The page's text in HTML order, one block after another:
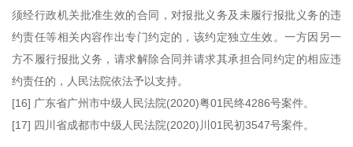
须经行政机关批准生效的合同，对报批义务及未履行报批义务的违
约责任等相关内容作出专门约定的，该约定独立生效。一方因另一
方不履行报批义务，请求解除合同并请求其承担合同约定的相应违
约责任的，人民法院依法予以支持。
[16] 广东省广州市中级人民法院(2020)粤01民终4286号案件。
[17] 四川省成都市中级人民法院(2020)川01民初3547号案件。